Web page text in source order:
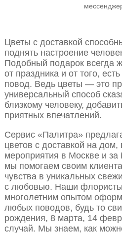
Цветы с доставкой
поднять настроение
Подобный подарок всегда
от праздника и от того,
повод. Ведь цветы — это
универсальный способ
близкому человеку,
приятных впечатлений.
Сервис «Палитра»
цветов с доставкой на
мероприятия в Москве и
мы помогаем своим
чувства в уникальных
с любовью. Наши
многолетним опытом
любых поводов, будь то
рождения, 8 марта, 14
случай. Мы знаем, как